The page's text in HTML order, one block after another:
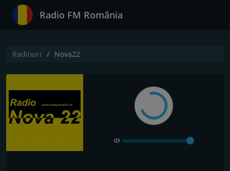
Radio FM România
Radiouri Nova22